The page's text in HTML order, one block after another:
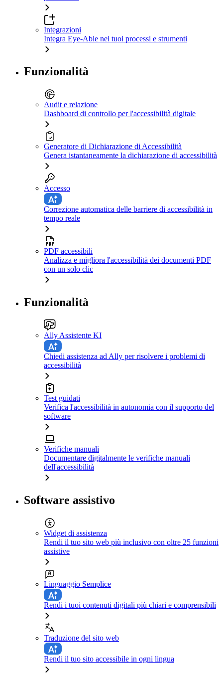
Integrazioni
Integra Eye-Able nei tuoi processi e strumenti
Funzionalità
Audit e relazione
Dashboard di controllo per l'accessibilità digitale
Generatore di Dichiarazione di Accessibilità
Genera istantaneamente la dichiarazione di accessibilità
Accesso
Correzione automatica delle barriere di accessibilità in
tempo reale
PDF accessibili
Analizza e migliora l'accessibilità dei documenti PDF
con un solo clic
Funzionalità
Ally Assistente KI
Chiedi assistenza ad Ally per risolvere i problemi di
accessibilità
Test guidati
Verifica l'accessibilità in autonomia con il supporto del
software
Verifiche manuali
Documentare digitalmente le verifiche manuali
dell'accessibilità
Software assistivo
Widget di assistenza
Rendi il tuo sito web più inclusivo con oltre 25 funzioni
assistive
Linguaggio Semplice
Rendi i tuoi contenuti digitali più chiari e comprensibili
Traduzione del sito web
Rendi il tuo sito accessibile in ogni lingua